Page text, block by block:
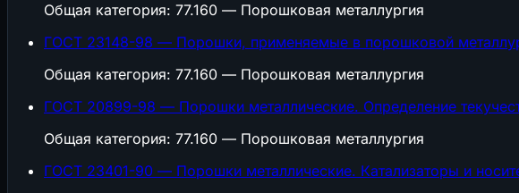
Общая категория: 77.160 — Порошковая металлургия
ГОСТ 23148-98 — Порошки, применяемые в порошковой
Общая категория: 77.160 — Порошковая металлургия
ГОСТ 20899-98 — Порошки металлические. Определение
Общая категория: 77.160 — Порошковая металлургия
ГОСТ 23401-90 — Порошки металлические. Катализаторы и